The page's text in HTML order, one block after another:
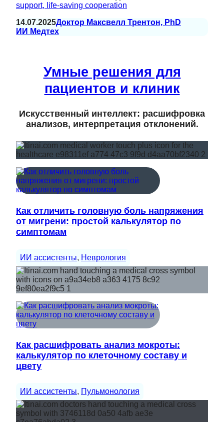
support, life-saving cooperation
14.07.2025Доктор Максвелл Трентон, PhD
ИИ Медтех
Умные решения для
пациентов и клиник
Искусственный интеллект: расшифровка
анализов, интерпретация отклонений.
Как отличить головную боль напряжения
от мигрени: простой калькулятор по
симптомам
ИИ ассистенты, Неврология
Как расшифровать анализ мокроты:
калькулятор по клеточному составу и
цвету
ИИ ассистенты, Пульмонология